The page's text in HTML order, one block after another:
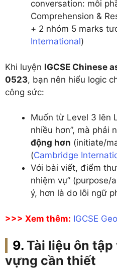
conversation: mỗi
Comprehension &
+ 2 nhóm 5 marks
International)
Khi luyện IGCSE Chinese
0523, bạn nên hiểu logic
công sức:
Muốn từ Level 3 lên
nhiều hơn”, mà phải
động hơn (initiate/
(Cambridge
Với bài viết, điểm
nhiệm vụ” (purpose/
ý, hơn là do lỗi ngữ
>>> Xem thêm: IGCSE
Tài liệu ôn
vựng cần thiết